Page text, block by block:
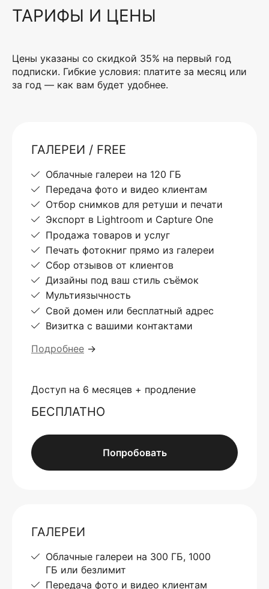
ТАРИФЫ И ЦЕНЫ
Цены указаны со скидкой 35% на первый год
подписки. Гибкие условия: платите за месяц или
за год — как вам будет удобнее.
ГАЛЕРЕИ / FREE
Облачные галереи на 120 ГБ
Передача фото и видео клиентам
Отбор снимков для ретуши и печати
Экспорт в Lightroom и Capture One
Продажа товаров и услуг
Печать фотокниг прямо из галереи
Сбор отзывов от клиентов
Дизайны под ваш стиль съёмок
Мультиязычность
Свой домен или бесплатный адрес
Визитка с вашими контактами
Подробнее →
Доступ на 6 месяцев + продление
БЕСПЛАТНО
Попробовать
ГАЛЕРЕИ
Облачные галереи на 300 ГБ, 1000
ГБ или безлимит
Передача фото и видео клиентам